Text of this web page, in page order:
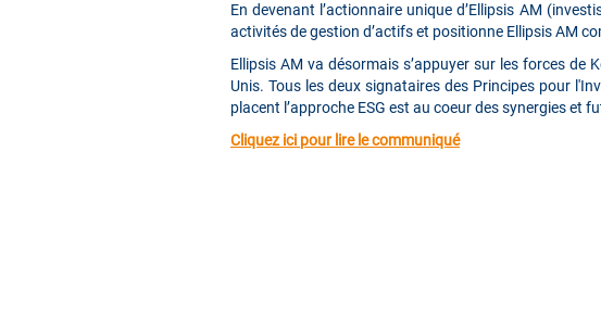
En devenant l’actionnaire unique d’Ellipsis AM
activités de gestion d’actifs et positionne Ellipsis AM
Ellipsis AM va désormais s’appuyer sur les forces
Unis. Tous les deux signataires des Principes pour
placent l’approche ESG est au coeur des synergies et
Cliquez ici pour lire le communiqué